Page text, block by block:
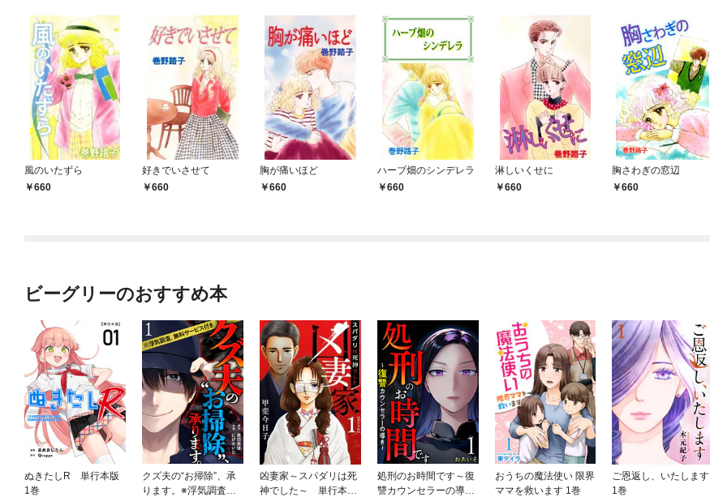
風のいたずら
660
好きでいさせて
660
胸が痛いほど
660
ハーブ畑のシンデレラ
660
淋しいくせに
660
胸さわぎの窓辺
660
ビーグリーのおすすめ本
ぬきたしR 単行本版
1巻
クズ夫の“お掃除”、承
ります。※浮気調査、
凶妻家～スパダリは死
神でした～ 単行本版
処刑のお時間です～復
讐カウンセラーの導き
おうちの魔法使い 限界
ママを救います 1巻
ご恩返し、いたします
1巻